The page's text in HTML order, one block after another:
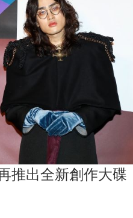
推出全新創作大碟